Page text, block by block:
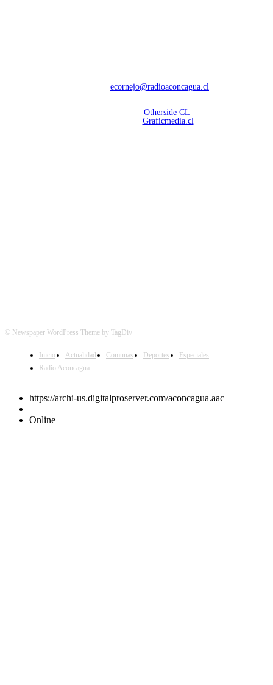
ecornejo@radioaconcagua.cl
Otherside CL
Graficmedia.cl
© Newspaper WordPress Theme by TagDiv
Inicio Actualidad Comunas Deportes
Especiales
Radio Aconcagua
https://archi-us.digitalproserver.com/aconcagua.aac
Online